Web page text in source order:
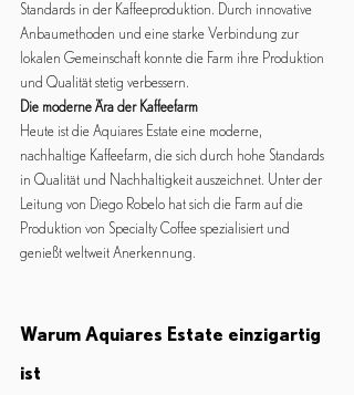
Standards in der Kaffeeproduktion. Durch innovative
Anbaumethoden und eine starke Verbindung zur
lokalen Gemeinschaft konnte die Farm ihre Produktion
und Qualität stetig verbessern.
Die moderne Ära der Kaffeefarm
Heute ist die Aquiares Estate eine moderne,
nachhaltige Kaffeefarm, die sich durch hohe Standards
in Qualität und Nachhaltigkeit auszeichnet. Unter der
Leitung von Diego Robelo hat sich die Farm auf die
Produktion von Specialty Coffee spezialisiert und
genießt weltweit Anerkennung.
Warum Aquiares Estate einzigartig
ist